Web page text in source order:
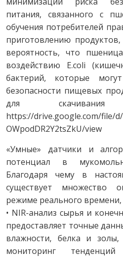
питания, связанного с
обучения потребителей
приготовлению
вероятность, что
воздействию E.coli
бактерий, которые
безопасности пищевых
для
https://drive.google.com/file/
OWpodDR2Y2tsZkU/view
«Умные» датчики и
потенциал в
Благодаря чему в
существует множество
режиме реального времени,
• NIR-анализ сырья и
предоставляет точные
влажности, белка и золы,
мониторинг